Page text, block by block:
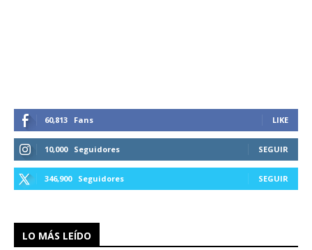
60,813 Fans LIKE
10,000 Seguidores SEGUIR
346,900 Seguidores SEGUIR
LO MÁS LEÍDO